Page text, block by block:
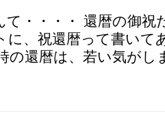
・・・・ 還暦の御
、祝還暦って書い
還暦は、若い気が